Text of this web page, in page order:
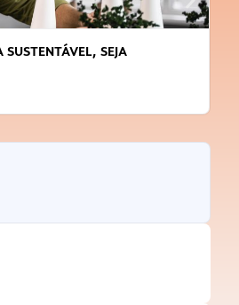
SEU TEMPO